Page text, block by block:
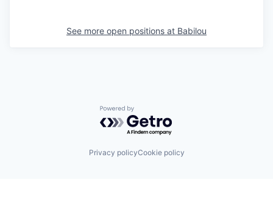
See more open positions at Babilou
Powered by Getro.com
Privacy policyCookie policy